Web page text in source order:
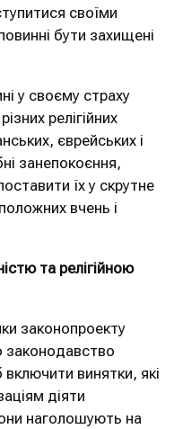
своїми
бути захищені
у своєму страху
релігійних
єврейських і
занепокоєння,
їх у скрутне
вчень і
та релігійною
законопроекту
законодавство
винятки, які
діяти
наголошують на